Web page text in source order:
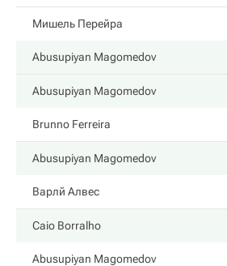
Мишель Перейра
Abusupiyan Magomedov
Abusupiyan Magomedov
Brunno Ferreira
Abusupiyan Magomedov
Варлй Алвес
Caio Borralho
Abusupiyan Magomedov